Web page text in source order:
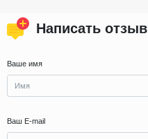
Написать отзыв
Ваше имя
Ваш E-mail